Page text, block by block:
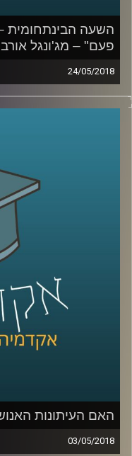
השעה הבינתחומית
פעם" – מג'ונגל
24/05/2018
העידן הנוכחי
ניערך כראוי ליום
בתרחיש אימים של
ומובלעות פשיעה.
פרופ' יואב יאיר
האתגרים הללו
שפיתח וכיצד
חדשנות וחינוך
האורבני הצפוף
האם העיתונות
03/05/2018